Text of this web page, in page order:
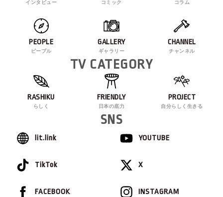
インタビュー コミック コラム
PEOPLE
ピープル
GALLERY
ギャラリー
CHANNEL
チャンネル
TV CATEGORY
RASHIKU
らしく
FRIENDLY
日本の底力
PROJECT
自分らしく生きる
SNS
lit.link YOUTUBE
TikTok X
INSTAGRAM
FACEBOOK